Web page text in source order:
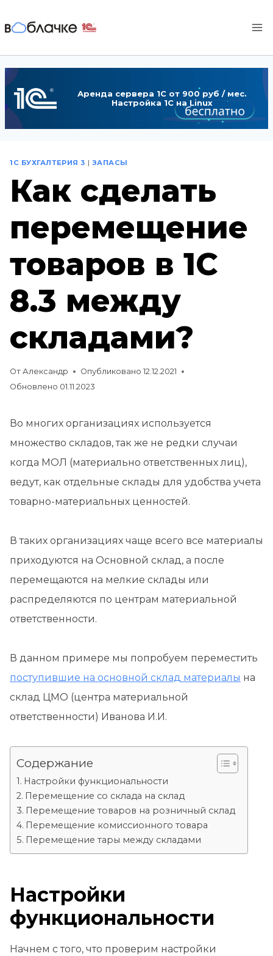
к
Аренда сервера 1С от 900 руб / мес.
Настройка 1С на Linux
1С БУХГАЛТЕРИЯ 3 | ЗАПАСЫ
Как сделать
перемещение
товаров в 1С
8.3 между
складами?
От Александр Опубликовано 12.12.2021
Обновлено 01.11.2023
Во многих организациях используется
множество складов, так же не редки случаи
когда МОЛ (материально ответственных лиц),
ведут, как отдельные склады для удобства учета
товарно-материальных ценностей.
В таких организациях чаще всего все материалы
приходуются на Основной склад, а после
перемещаются на мелкие склады или
распределяются по центрам материальной
ответственности.
В данном примере мы попробуем переместить
поступившие на основной склад материалы на
склад ЦМО (центра материальной
ответственности) Иванова И.И.
Содержание
Настройки функциональности
Перемещение со склада на склад
Перемещение товаров на розничный склад
Перемещение комиссионного товара
Перемещение тары между складами
Настройки
функциональности
Начнем с того, что проверим настройки